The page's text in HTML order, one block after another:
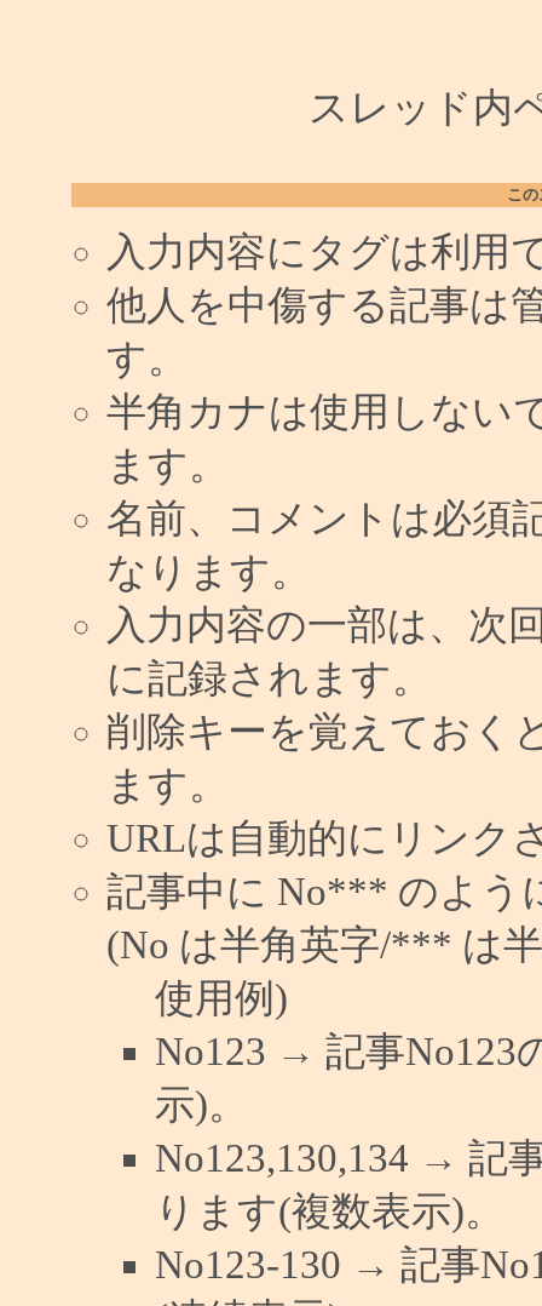
スレッド内
こ
入力内容にタグは利用
他人を中傷する記事は
す。
半角カナは使用しない
ます。
名前、コメントは必須
なります。
入力内容の一部は、次
に記録されます。
削除キーを覚えておく
ます。
URLは自動的にリンク
記事中に No*** のよう
(No は半角英字/*** は
使用例)
No123 → 記事No123
示)。
No123,130,134 → 記
ります(複数表示)。
No123-130 → 記事